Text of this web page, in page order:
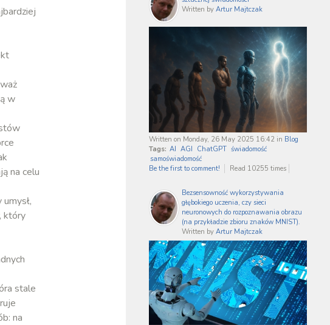
w
na celu
który
stale
na
Written by Artur Majtczak
Written on Monday, 26 May 2025 16:42 in Blog
Tags: AI AGI ChatGPT świadomość
samoświadomość
Be the first to comment!
Read 10255 times
Bezsensowność wykorzystywania
głębokiego uczenia, czy sieci
neuronowych do rozpoznawania obrazu
(na przykładzie zbioru znaków MNIST).
Written by Artur Majtczak